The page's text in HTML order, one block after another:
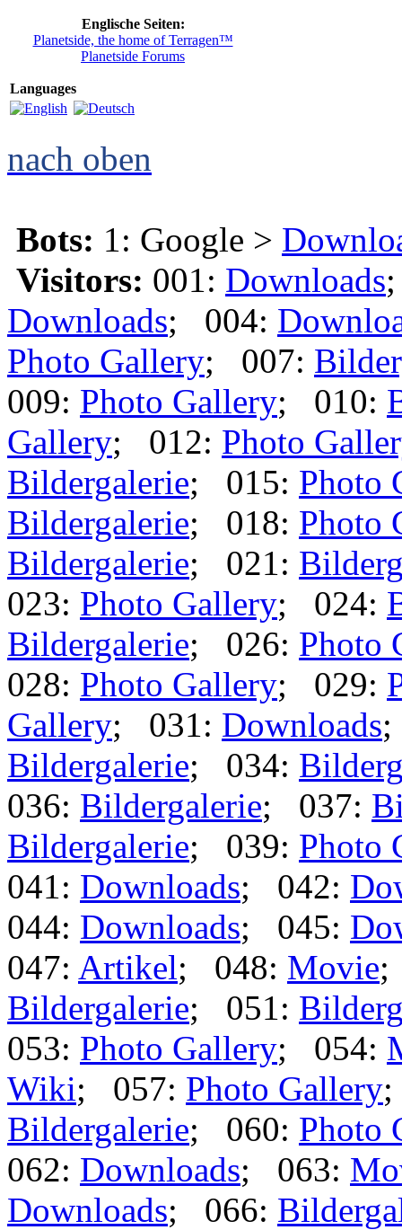
Englische Seiten:
Planetside, the home of Terragen™
Planetside Forums
Languages
nach oben
Bots: 1: Google >
Visitors: 001: Downloads
Downloads; 004:
Photo Gallery; 007:
009: Photo Gallery; 010:
Gallery; 012: Photo
Bildergalerie; 015: Photo
Bildergalerie; 018: Photo
Bildergalerie; 021:
023: Photo Gallery; 024:
Bildergalerie; 026: Photo
028: Photo Gallery; 029:
Gallery; 031: Downloads
Bildergalerie; 034:
036: Bildergalerie; 037:
Bildergalerie; 039: Photo
041: Downloads; 042:
044: Downloads; 045:
047: Artikel; 048: Movie;
Bildergalerie; 051:
053: Photo Gallery; 054:
Wiki; 057: Photo Gallery
Bildergalerie; 060: Photo
062: Downloads; 063:
Downloads; 066: